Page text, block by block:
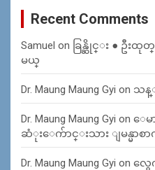
Recent Comments
Samuel on ခြန္ဆိုင္း ● ဦး
မယ္
Dr. Maung Maung Gyi on သန္
Dr. Maung Maung Gyi on ေမ
ဆံုးေက်ာင္းသား ျမန္မာစာ
Dr. Maung Maung Gyi on လွေ